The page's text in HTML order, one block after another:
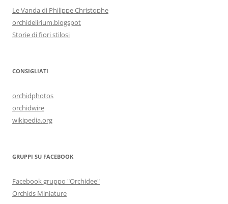
Le Vanda di Philippe Christophe
orchidelirium.blogspot
Storie di fiori stilosi
CONSIGLIATI
orchidphotos
orchidwire
wikipedia.org
GRUPPI SU FACEBOOK
Facebook gruppo "Orchidee"
Orchids Miniature